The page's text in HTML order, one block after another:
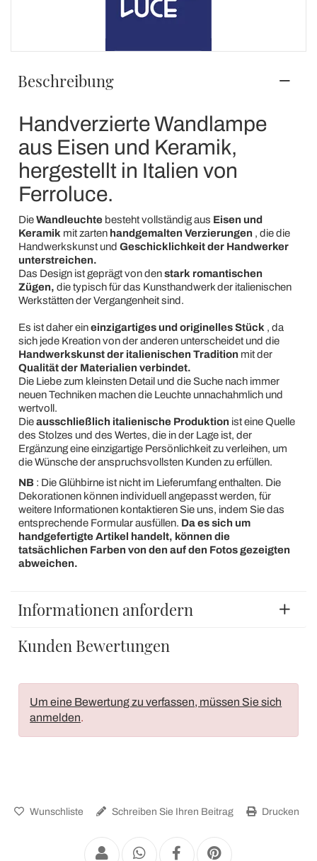
Beschreibung
Handverzierte Wandlampe
aus Eisen und Keramik,
hergestellt in Italien von
Ferroluce.
DieWandleuchtebesteht vollständig aus Eisen und
Keramik mit zarten handgemalten Verzierungen , die die
Handwerkskunst und Geschicklichkeit der Handwerker
unterstreichen.
Das Design ist geprägt von denstark romantischen
Zügen, die typisch für das Kunsthandwerk der italienischen
Werkstätten der Vergangenheit sind.
Es ist daher eineinzigartiges und originelles Stück , da
sich jede Kreation von der anderen unterscheidet und die
Handwerkskunst der italienischen Tradition mit der
Qualität der Materialien verbindet.
Die Liebe zum kleinsten Detail und die Suche nach immer
neuen Techniken machen die Leuchte unnachahmlich und
wertvoll.
Dieausschließlich italienische Produktion ist eine Quelle
des Stolzes und des Wertes, die in der Lage ist, der
Ergänzung eine einzigartige Persönlichkeit zu verleihen, um
die Wünsche der anspruchsvollsten Kunden zu erfüllen.
NB: Die Glühbirne ist nicht im Lieferumfang enthalten. Die
Dekorationen können individuell angepasst werden, für
weitere Informationen kontaktieren Sie uns, indem Sie das
entsprechende Formular ausfüllen. Da es sich um
handgefertigte Artikel handelt, können die
tatsächlichen Farben von den auf den Fotos gezeigten
abweichen.
Informationen anfordern
Kunden Bewertungen
Um eine Bewertung zu verfassen, müssen Sie sich
anmelden.
Wunschliste Schreiben Sie Ihren Beitrag Drucken